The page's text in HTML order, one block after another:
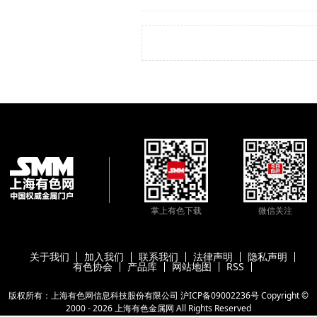
掌上有色下载 微信关注
关于我们 加入我们 联系我们 法律声明 隐私声明
有色协会 产品库 网站地图 RSS
版权所有：上海有色网信息科技股份有限公司 沪ICP备09002236号Copyright ©
2000 -2026上海有色金属网 All Rights Reserved